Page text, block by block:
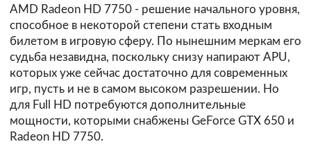
AMD Radeon HD 7750 - решение начального уровня,
способное в некоторой степени стать входным
билетом в игровую сферу. По нынешним меркам его
судьба незавидна, поскольку снизу напирают APU,
которых уже сейчас достаточно для современных
игр, пусть и не в самом высоком разрешении. Но
для Full HD потребуются дополнительные
мощности, которыми снабжены GeForce GTX 650 и
Radeon HD 7750.